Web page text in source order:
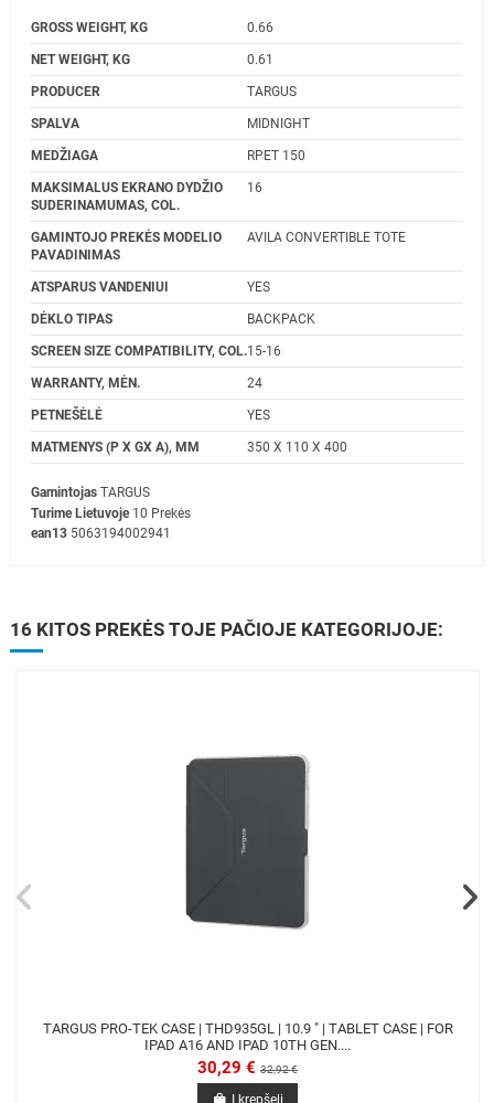
GROSS WEIGHT, KG 0.66
NET WEIGHT, KG 0.61
PRODUCER TARGUS
SPALVA MIDNIGHT
MEDŽIAGA RPET 150
MAKSIMALUS EKRANO DYDŽIO
SUDERINAMUMAS, COL.
16
GAMINTOJO PREKĖS MODELIO
PAVADINIMAS
AVILA CONVERTIBLE TOTE
ATSPARUS VANDENIUI YES
DĖKLO TIPAS BACKPACK
SCREEN SIZE COMPATIBILITY, COL.15-16
WARRANTY, MĖN. 24
PETNEŠĖLĖ YES
MATMENYS (P X GX A), MM 350 X 110 X 400
Gamintojas TARGUS
Turime Lietuvoje 10 Prekės
ean13 5063194002941
16 KITOS PREKĖS TOJE PAČIOJE KATEGORIJOJE:
TARGUS PRO-TEK CASE | THD935GL | 10.9 " | TABLET CASE | FOR
IPAD A16 AND IPAD 10TH GEN....
30,29 € 32,92 €